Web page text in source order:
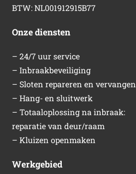
BTW: NL001912915B77
Onze diensten
– 24/7 uur service
– Inbraakbeveiliging
– Sloten repareren en vervangen
– Hang- en sluitwerk
– Totaaloplossing na inbraak:
reparatie van deur/raam
– Kluizen openmaken
Werkgebied